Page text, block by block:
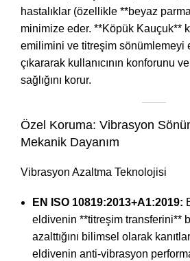
hastalıklar (özellikle **beyaz
minimize eder. **Köpük Kauçuk**
emilimini ve titreşim sönümlemeyi
çıkararak kullanıcının konforunu
sağlığını korur.
Özel Koruma: Vibrasyon
Mekanik Dayanım
Vibrasyon Azaltma Teknolojisi
EN ISO 10819:2013+A1:2019:
eldivenin **titreşim transferini**
azalttığını bilimsel olarak
eldivenin anti-vibrasyon